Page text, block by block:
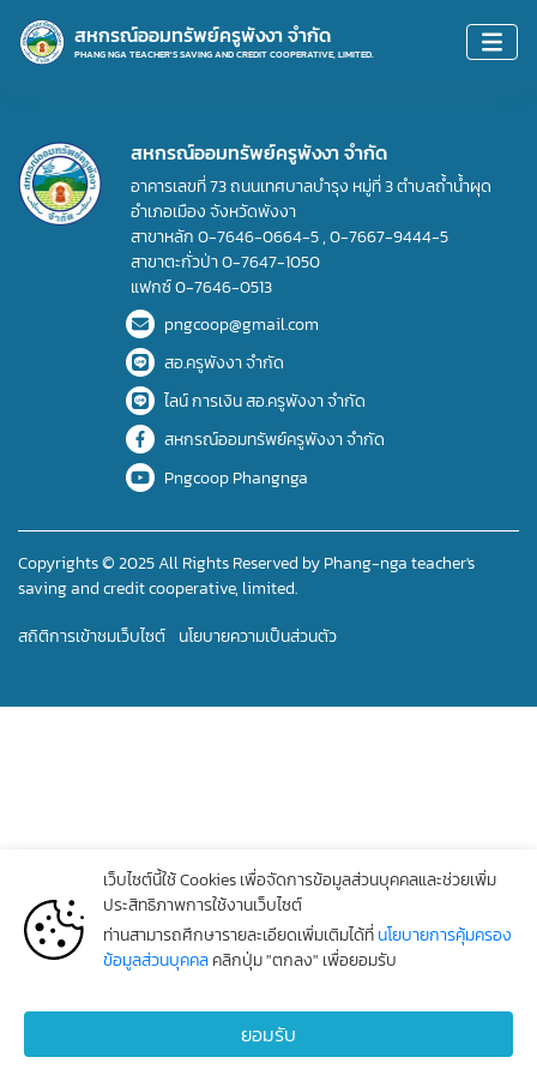
สหกรณ์ออมทรัพย์ครูพังงา จำกัด
PHANG NGA TEACHER'S SAVING AND CREDIT COOPERATIVE, LIMITED.
สหกรณ์ออมทรัพย์ครูพังงา จำกัด
อาคารเลขที่ 73 ถนนเทศบาลบำรุง หมู่ที่ 3 ตำบลถ้ำน้ำผุด
อำเภอเมือง จังหวัดพังงา
สาขาหลัก0-7646-0664-5,0-7667-9444-5
สาขาตะกั่วป่า0-7647-1050
แฟกซ์0-7646-0513
pngcoop@gmail.com
สอ.ครูพังงา จำกัด
ไลน์ การเงิน สอ.ครูพังงา จำกัด
สหกรณ์ออมทรัพย์ครูพังงา จำกัด
Pngcoop Phangnga
Copyrights © 2025 All Rights Reserved by Phang-nga teacher's
saving and credit cooperative, limited.
สถิติการเข้าชมเว็บไซต์ นโยบายความเป็นส่วนตัว
เว็บไซต์นี้ใช้ Cookies เพื่อจัดการข้อมูลส่วนบุคคลและช่วยเพิ่ม
ประสิทธิภาพการใช้งานเว็บไซต์
ท่านสามารถศึกษารายละเอียดเพิ่มเติมได้ที่นโยบายการคุ้มครอง
ข้อมูลส่วนบุคคลคลิกปุ่ม "ตกลง" เพื่อยอมรับ
ยอมรับ